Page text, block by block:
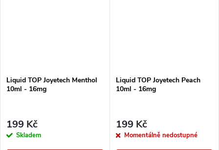
Liquid TOP Joyetech Menthol
10ml - 16mg
199 Kč
Skladem
Liquid TOP Joyetech Peach
10ml - 16mg
199 Kč
Momentálně nedostupné